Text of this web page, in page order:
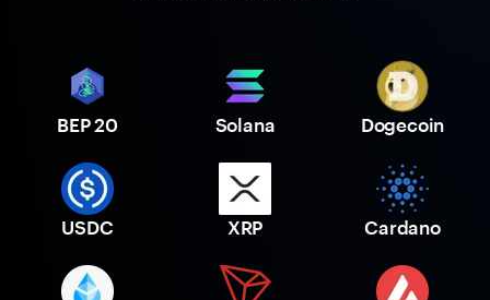
BEP 20 Solana Dogecoin
USDC XRP Cardano